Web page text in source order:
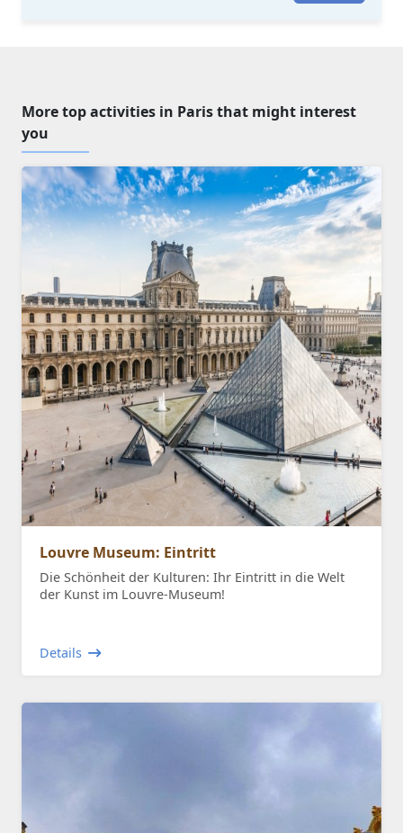
More top activities in Paris that might interest
you
Louvre Museum: Eintritt
Die Schönheit der Kulturen: Ihr Eintritt in die Welt
der Kunst im Louvre-Museum!
Details